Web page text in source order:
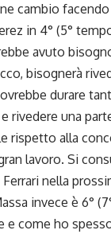
cambio facendo
in 4° (5°
avuto
bisognerà
durare
rivedere una
rispetto alla
lavoro. Si
nella
invece è 6°
e come ho